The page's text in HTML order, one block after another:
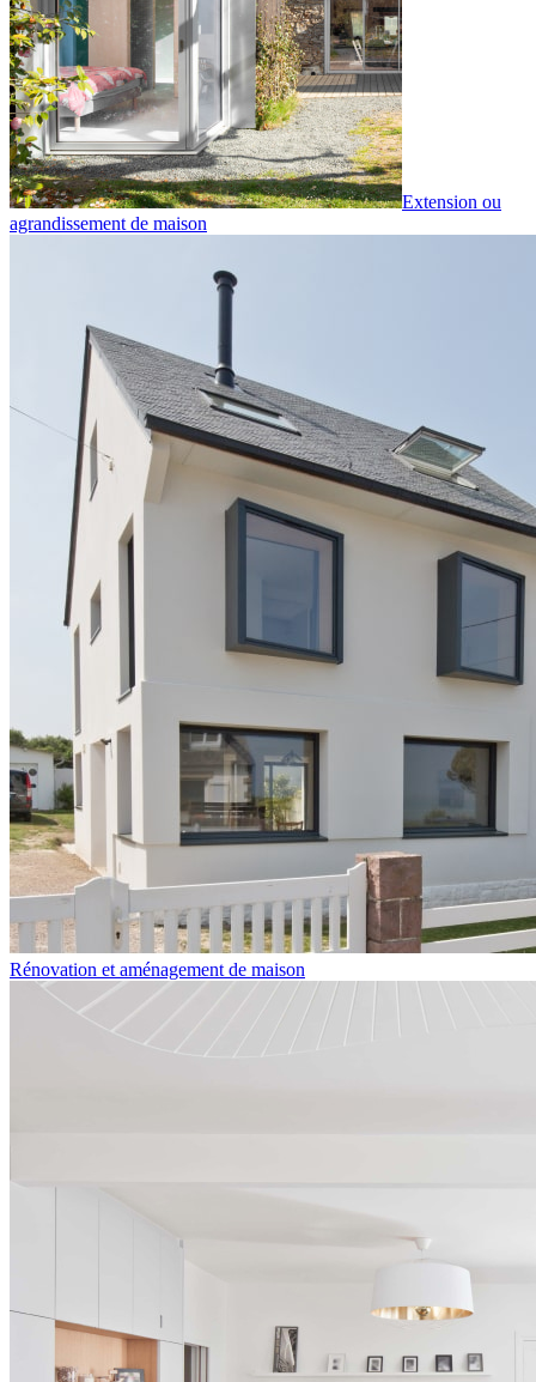
Extension ou
agrandissement de maison
Rénovation et aménagement de maison